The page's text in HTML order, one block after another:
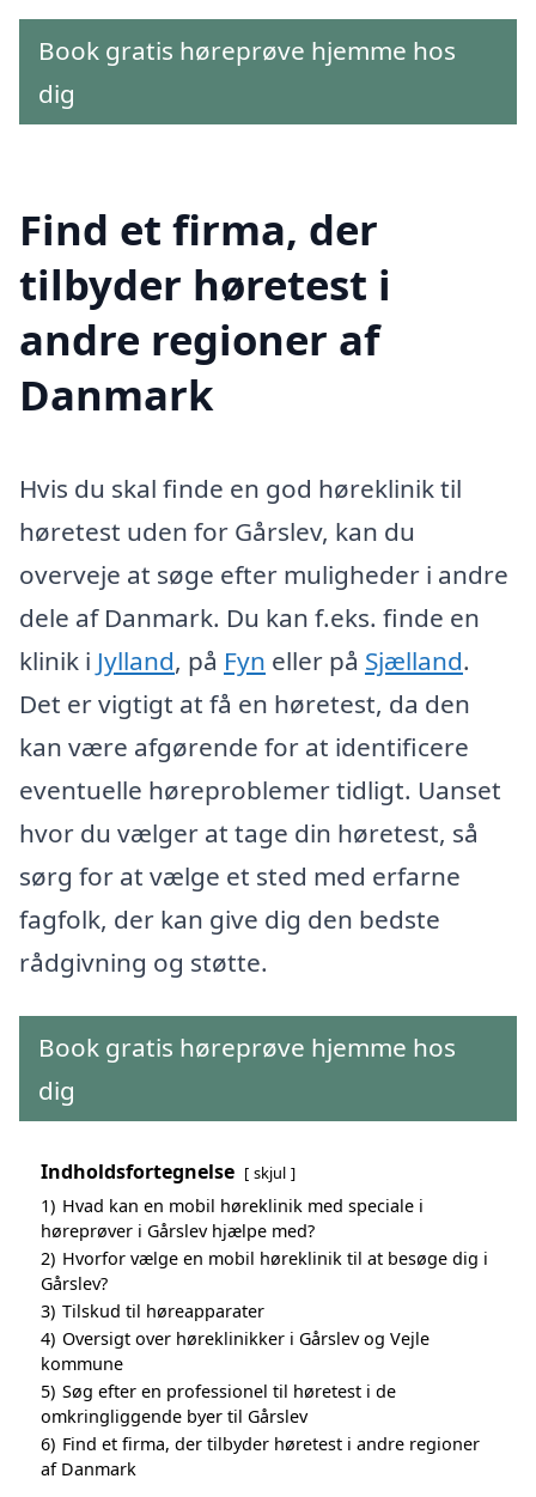
Book gratis høreprøve hjemme hos
dig
Find et firma, der
tilbyder høretest i
andre regioner af
Danmark
Hvis du skal finde en god høreklinik til
høretest uden for Gårslev, kan du
overveje at søge efter muligheder i andre
dele af Danmark. Du kan f.eks. finde en
klinik i Jylland, på Fyn eller på Sjælland.
Det er vigtigt at få en høretest, da den
kan være afgørende for at identificere
eventuelle høreproblemer tidligt. Uanset
hvor du vælger at tage din høretest, så
sørg for at vælge et sted med erfarne
fagfolk, der kan give dig den bedste
rådgivning og støtte.
Book gratis høreprøve hjemme hos
dig
Indholdsfortegnelse skjul
1) Hvad kan en mobil høreklinik med speciale i
høreprøver i Gårslev hjælpe med?
2) Hvorfor vælge en mobil høreklinik til at besøge dig i
Gårslev?
3) Tilskud til høreapparater
4) Oversigt over høreklinikker i Gårslev og Vejle
kommune
5) Søg efter en professionel til høretest i de
omkringliggende byer til Gårslev
6) Find et firma, der tilbyder høretest i andre regioner
af Danmark